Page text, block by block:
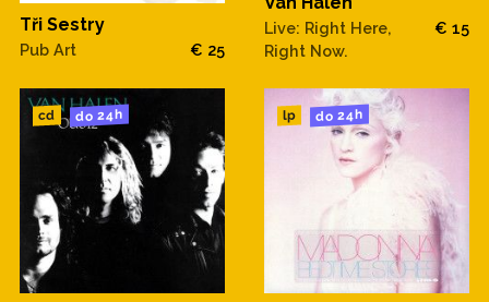
Tři Sestry
Pub Art € 25
Live: Right Here,
Right Now.
€ 15
cd do 24h lp do 24h